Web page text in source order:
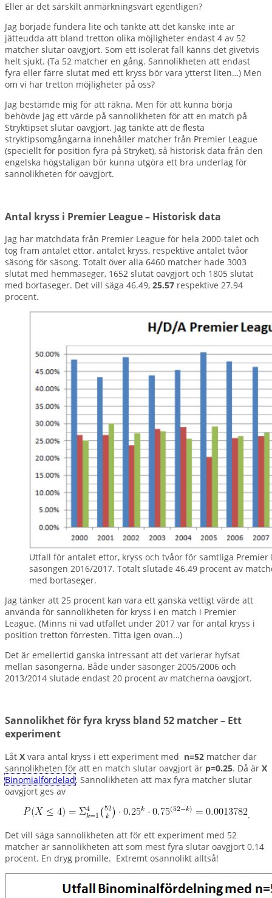
Eller är det särskilt anmärkningsvärt egentligen?
Jag började fundera lite och tänkte att det kanske inte är
jätteudda att bland tretton olika möjligheter endast 4 av 52
matcher slutar oavgjort. Som ett isolerat fall känns det givetvis
helt sjukt. (Ta 52 matcher en gång. Sannolikheten att endast
fyra eller färre slutat med ett kryss bör vara ytterst liten…) Men
om vi har tretton möjligheter på oss?
Jag bestämde mig för att räkna. Men för att kunna börja
behövde jag ett värde på sannolikheten för att en match på
Stryktipset slutar oavgjort. Jag tänkte att de flesta
stryktipsomgångarna innehåller matcher från Premier League
(speciellt för position fyra på Stryket), så historisk data från den
engelska högstaligan bör kunna utgöra ett bra underlag för
sannolikheten för oavgjort.
Antal kryss i Premier League – Historisk data
Jag har matchdata från Premier League för hela 2000-talet och
tog fram antalet ettor, antalet kryss, respektive antalet tvåor
säsong för säsong. Totalt över alla 6460 matcher hade 3003
slutat med hemmaseger, 1652 slutat oavgjort och 1805 slutat
med bortaseger. Det vill säga 46.49, 25.57 respektive 27.94
procent.
Utfall för antalet ettor, kryss och tvåor för samtliga
säsongen 2016/2017. Totalt slutade 46.49 procent av
med bortaseger.
Jag tänker att 25 procent kan vara ett ganska vettigt värde att
använda för sannolikheten för kryss i en match i Premier
League. (Minns ni vad utfallet under 2017 var för antal kryss i
position tretton förresten. Titta igen ovan…)
Det är emellertid ganska intressant att det varierar hyfsat
mellan säsongerna. Både under säsonger 2005/2006 och
2013/2014 slutade endast 20 procent av matcherna oavgjort.
Sannolikhet för fyra kryss bland 52 matcher – Ett
experiment
Låt X vara antal kryss i ett experiment med n=52 matcher där
sannolikheten för att en match slutar oavgjort är p=0.25. Då är X
Binomialfördelad. Sannolikheten att max fyra matcher slutar
oavgjort ges av
.
Det vill säga sannolikheten att för ett experiment med 52
matcher är sannolikheten att som mest fyra slutar oavgjort 0.14
procent. En dryg promille. Extremt osannolikt alltså!